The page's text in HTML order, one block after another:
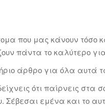
που μας κάνουν τόσο
πάντα το καλύτερο
άρθρο για όλα αυτά
ότι παίρνεις στα
Σέβεσαι εμένα και το